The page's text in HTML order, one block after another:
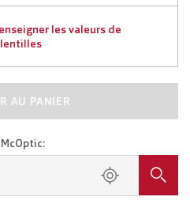
les valeurs de
AU PANIER